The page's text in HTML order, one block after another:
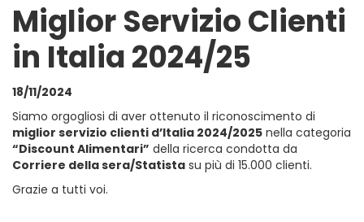
Miglior Servizio Clienti
in Italia 2024/25
18/11/2024
Siamo orgogliosi di aver ottenuto il riconoscimento di
miglior servizio clienti d’Italia 2024/2025 nella categoria
“Discount Alimentari” della ricerca condotta da
Corriere della sera/Statista su più di 15.000 clienti.
Grazie a tutti voi.